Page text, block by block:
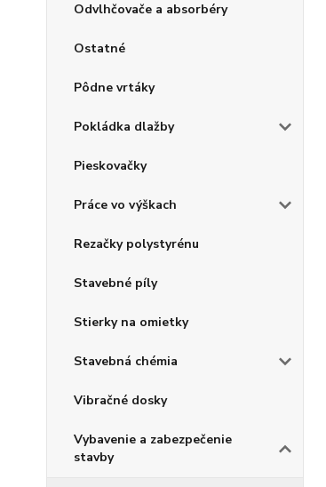
Odvlhčovače a absorbéry
Ostatné
Pôdne vrtáky
Pokládka dlažby
Pieskovačky
Práce vo výškach
Rezačky polystyrénu
Stavebné píly
Stierky na omietky
Stavebná chémia
Vibračné dosky
Vybavenie a zabezpečenie
stavby